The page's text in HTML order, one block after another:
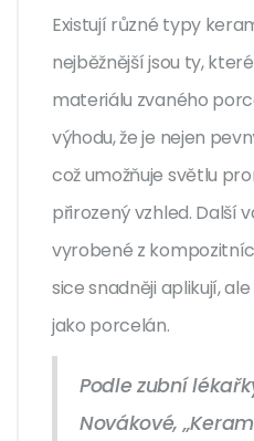
Existují různé typy
nejběžnější jsou ty,
materiálu zvaného
výhodu, že je nejen
což umožňuje světlu
přirozený vzhled. Další
vyrobené z
sice snadněji aplikují,
jako porcelán.
Podle zubní
Novákové,